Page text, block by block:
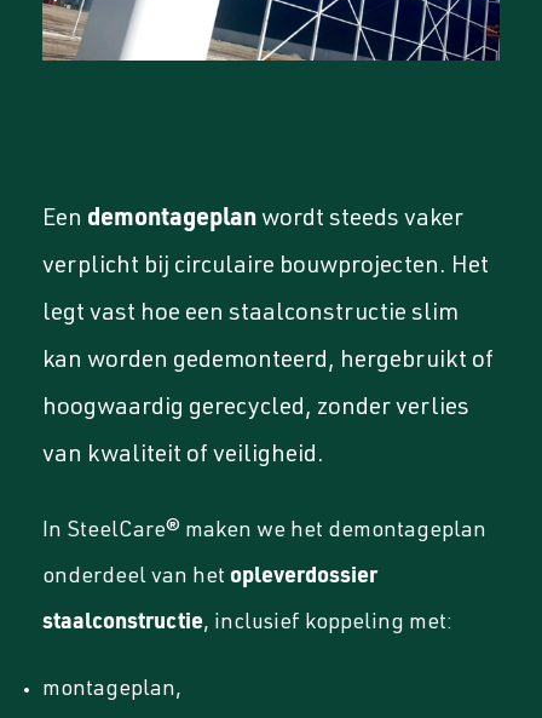
Een demontageplan wordt steeds vaker
verplicht bij circulaire bouwprojecten. Het
legt vast hoe een staalconstructie slim
kan worden gedemonteerd, hergebruikt of
hoogwaardig gerecycled, zonder verlies
van kwaliteit of veiligheid.
In SteelCare® maken we het demontageplan
onderdeel van het opleverdossier
staalconstructie, inclusief koppeling met:
montageplan,